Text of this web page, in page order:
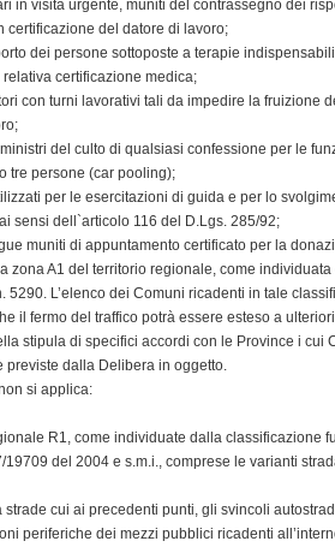
in visita urgente, muniti del contrassegno dei
certificazione del datore di lavoro;
dei persone sottoposte a terapie
certificazione medica;
con turni lavorativi tali da impedire la fruizione
ministri del culto di qualsiasi confessione per le
tre persone (car pooling);
per le esercitazioni di guida e per lo
sensi dell`articolo 116 del D.Lgs. 285/92;
muniti di appuntamento certificato per la
zona A1 del territorio regionale, come
5290. L’elenco dei Comuni ricadenti in tale
il fermo del traffico potrà essere esteso a
stipula di specifici accordi con le Province i cui
dalla Delibera in oggetto.
si applica:
R1, come individuate dalla classificazione
19709 del 2004 e s.m.i., comprese le varianti
strade cui ai precedenti punti, gli svincoli
periferiche dei mezzi pubblici ricadenti